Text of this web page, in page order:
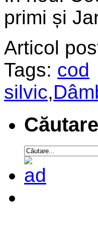
primi și
Articol
Tags: cod
silvic,
Căutare